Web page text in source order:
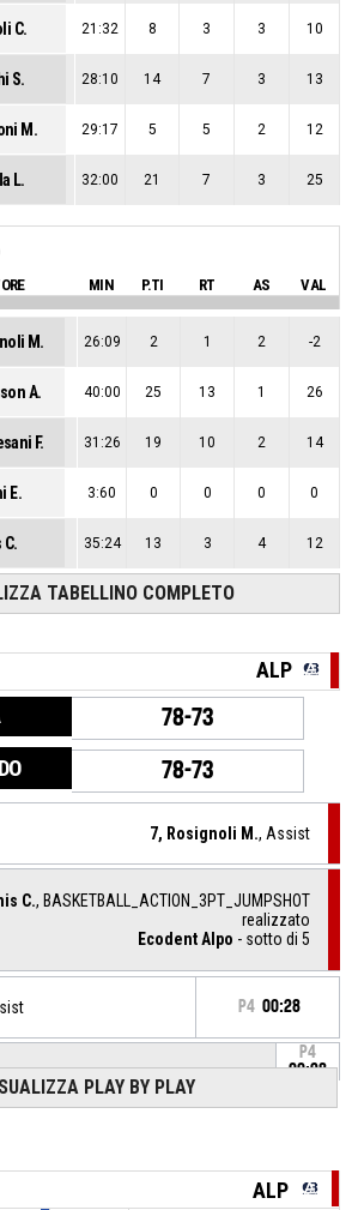
C. 21:32 8 3 3 10
S. 28:10 14 7 3 13
M. 29:17 5 5 2 12
L. 32:00 21 7 3 25
MIN P.TI RT AS VAL
M. 26:09 2 1 2 -2
A. 40:00 25 13 1 26
F. 31:26 19 10 2 14
E. 3:60 0 0 0 0
C. 35:24 13 3 4 12
TABELLINO COMPLETO
ALP
78-73
78-73
7, Rosignoli M., Assist
C., BASKETBALL_ACTION_3PT_JUMPSHOT
realizzato
Ecodent Alpo - sotto di 5
P4 00:28
P4
00:28
12, Parmesani F., Tiro libero 2 di 2 realizzato
- sotto di 6
PLAY BY PLAY
ALP